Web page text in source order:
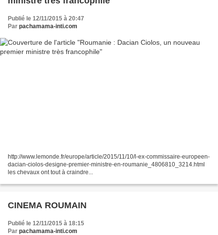
Publié le 12/11/2015 à 20:47
Par pachamama-inti.com
http://www.lemonde.fr/europe/article/2015/11/10/l-ex-commissaire-europeen-
dacian-ciolos-designe-premier-ministre-en-roumanie_4806810_3214.html
les chevaux ont tout à craindre...
CINEMA ROUMAIN
Publié le 12/11/2015 à 18:15
Par pachamama-inti.com